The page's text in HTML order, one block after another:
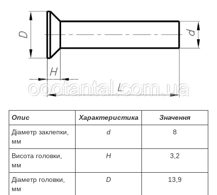
Опис Характеристика
Значення
Діаметр заклепки,
мм
d 8
Висота головки,
мм
Н 3,2
Діаметр головки,
мм
D 13,9